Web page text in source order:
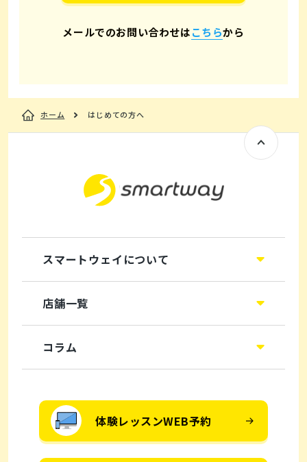
メールでのお問い合わせはこちらから
ホーム はじめての方へ
スマートウェイについて
店舗一覧
コラム
体験レッスンWEB予約